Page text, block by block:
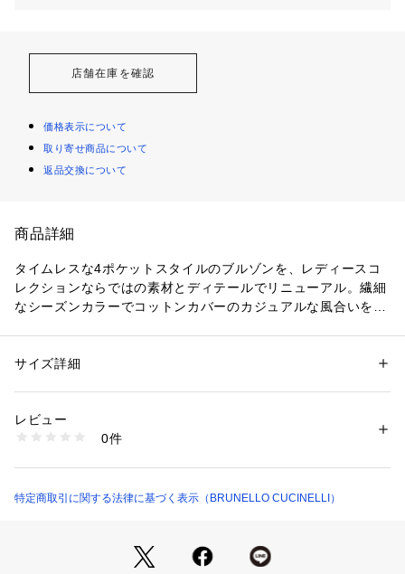
店舗在庫を確認
価格表示について
取り寄せ商品について
返品交換について
商品詳細
タイムレスな4ポケットスタイルのブルゾンを、レディースコ
レクションならではの素材とディテールでリニューアル。繊細
なシーズンカラーでコットンカバーのカジュアルな風合いを引
きらめきをプラスしました。
性別：レディース
素材：COTTON 60％　LINEN 40％
洗濯：液温は30℃を限度とし洗濯可、漂白不可。自然乾燥、平干し。乾燥
機使用不可、低温・スチームなしでアイロン仕上げ可。ドライクリーニン
※詳しい洗濯方法については、商品の品質表示タグをご覧ください
241ML9962994 （ショップ）
サイズ詳細
レビュー
0件
特定商取引に関する法律に基づく表示（BRUNELLO CUCINELLI）